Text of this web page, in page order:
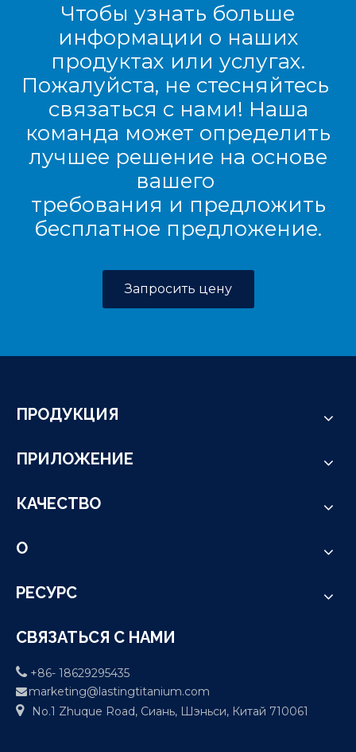
Чтобы узнать больше
информации о наших
продуктах или услугах.
Пожалуйста, не стесняйтесь
связаться с нами! Наша
команда может определить
лучшее решение на основе
вашего
требования и предложить
бесплатное предложение.
Запросить цену
ПРОДУКЦИЯ
ПРИЛОЖЕНИЕ
КАЧЕСТВО
О
РЕСУРС
СВЯЗАТЬСЯ С НАМИ
 +86- 18629295435
 marketing@lastingtitanium.com

No.1 Zhuque Road, Сиань, Шэньси, Китай 710061